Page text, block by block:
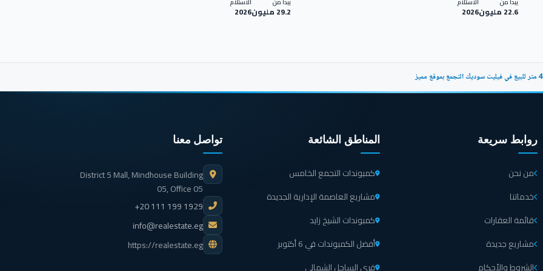
22.6 مليون 2026 29.2 مليون 2026
روابط سريعة
من نحن
خدماتنا
قائمة العقارات
مشاريع جديدة
الشروط والأحكام
المناطق الشائعة
كمبوندات التجمع الخامس
مشاريع العاصمة الإدارية الجديدة
كمبوندات الشيخ زايد
أفضل الكمبوندات في 6 أكتوبر
قرى الساحل الشمالي
تواصل معنا
District 5 Mall, Mindhouse Building
05, Office 05
+20 111 199 1929
info@realestate.eg
https://realestate.eg